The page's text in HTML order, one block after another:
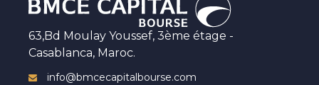
63,Bd Moulay Youssef, 3ème étage -
Casablanca, Maroc.
info@bmcecapitalbourse.com